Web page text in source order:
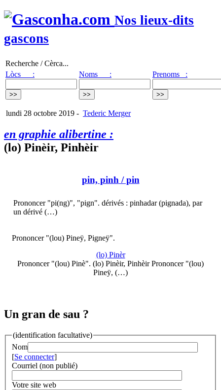
Nos lieux-dits
gascons
Recherche / Cèrca...
Lòcs :
Noms : Prenoms :
lundi 28 octobre 2019 - Tederic Merger
en graphie alibertine :
(lo) Pinèir, Pinhèir
pin, pinh/ pin
Prononcer "pi(ng)", "pign". dérivés : pinhadar (pignada), par
un dérivé (…)
Prononcer "(lou) Pineÿ, Pigneÿ".
(lo) Pinèr
Prononcer "(lou) Pinè". (lo) Pinèir, Pinhèir Prononcer "(lou)
Pineÿ, (…)
Un gran de sau ?
(identification facultative)
Nom
[Se connecter]
Courriel (non publié)
Votre site web